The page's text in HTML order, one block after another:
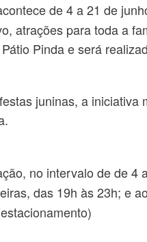
de 4 a 21 de
atrações para toda a
Pinda e será
juninas, a
no intervalo de de 4
das 19h às 23h; e